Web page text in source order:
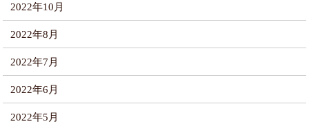
2022年10月
2022年8月
2022年7月
2022年6月
2022年5月